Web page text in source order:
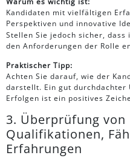
Kandidaten mit vielfältigen
Perspektiven und innovative
Stellen Sie jedoch sicher,
den Anforderungen der Rolle
Praktischer Tipp:
Achten Sie darauf, wie der
darstellt. Ein gut durchdachter
Erfolgen ist ein positives
3. Überprüfung von
Qualifikationen,
Erfahrungen